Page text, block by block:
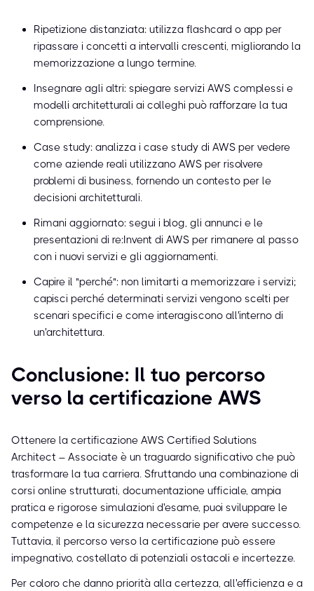
Ripetizione distanziata: utilizza flashcard o app per
ripassare i concetti a intervalli crescenti, migliorando la
memorizzazione a lungo termine.
Insegnare agli altri: spiegare servizi AWS complessi e
modelli architetturali ai colleghi può rafforzare la tua
comprensione.
Case study: analizza i case study di AWS per vedere
come aziende reali utilizzano AWS per risolvere
problemi di business, fornendo un contesto per le
decisioni architetturali.
Rimani aggiornato: segui i blog, gli annunci e le
presentazioni di re:Invent di AWS per rimanere al passo
con i nuovi servizi e gli aggiornamenti.
Capire il "perché": non limitarti a memorizzare i servizi;
capisci perché determinati servizi vengono scelti per
scenari specifici e come interagiscono all'interno di
un'architettura.
Conclusione: Il tuo percorso
verso la certificazione AWS
Ottenere la certificazione AWS Certified Solutions
Architect – Associate è un traguardo significativo che può
trasformare la tua carriera. Sfruttando una combinazione di
corsi online strutturati, documentazione ufficiale, ampia
pratica e rigorose simulazioni d'esame, puoi sviluppare le
competenze e la sicurezza necessarie per avere successo.
Tuttavia, il percorso verso la certificazione può essere
impegnativo, costellato di potenziali ostacoli e incertezze.
Per coloro che danno priorità alla certezza, all'efficienza e a